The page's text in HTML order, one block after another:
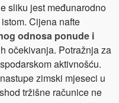
sliku jest međunarodno
Cijena nafte
odnosa ponude i
očekivanja. Potražnja za
aktivnošću.
zimski mjeseci u
tržišne računice ne